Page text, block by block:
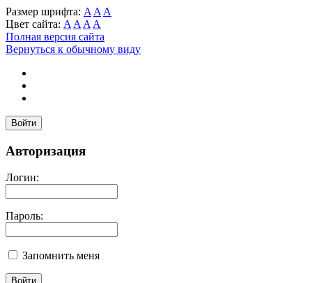
Размер шрифта: A A A
Цвет сайта: A A A A
Полная версия сайта
Вернуться к обычному виду
Войти
Авторизация
Логин:
Пароль:
Запомнить меня